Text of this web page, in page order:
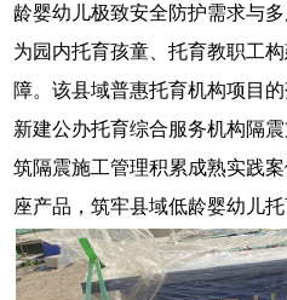
龄婴幼儿极致安全防护需求与
为园内托育孩童、托育教职工
障。该县域普惠托育机构项目
新建公办托育综合服务机构隔
筑隔震施工管理积累成熟实践
座产品，筑牢县域低龄婴幼儿